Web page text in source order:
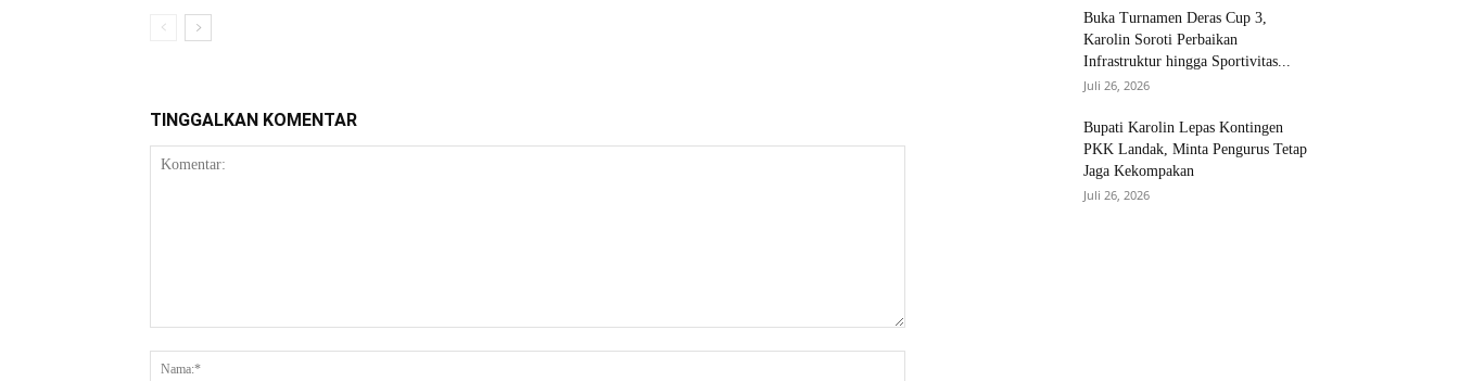
TINGGALKAN KOMENTAR
Buka Turnamen Deras Cup 3,
Karolin Soroti Perbaikan
Infrastruktur hingga Sportivitas...
Juli 26, 2026
Bupati Karolin Lepas Kontingen
PKK Landak, Minta Pengurus Tetap
Jaga Kekompakan
Juli 26, 2026